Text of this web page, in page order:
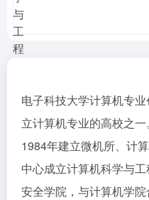
电子科技大学计算机专
立计算机专业的高校之
1984年建立微机所、计
中心成立计算机科学与
安全学院，与计算机学院